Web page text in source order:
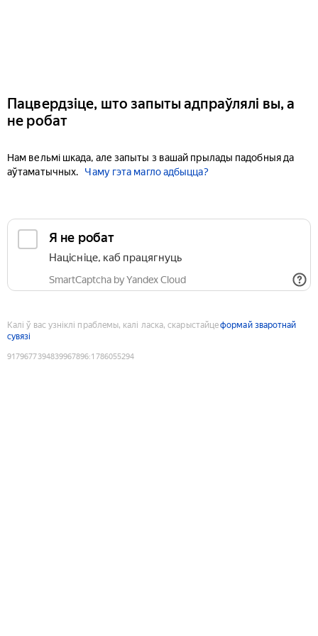
Пацвердзіце, што запыты адпраўлялі вы, а
не робат
Нам вельмі шкада, але запыты з вашай прылады падобныя да
аўтаматычных.
Чаму гэта магло адбыцца?
Я не робат
Націсніце, каб працягнуць
SmartCaptcha by Yandex Cloud
Калі ў вас узніклі праблемы, калі ласка, скарыстайцеформай зваротнай
сувязі
9179677394839967896:1786055294